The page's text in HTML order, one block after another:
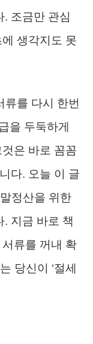
조금만 관심
생각지도 못
류를 다시 한번
을 두둑하게
은 바로 꼼꼼
다. 오늘 이 글
정산을 위한
. 지금 바로 책
류를 꺼내 확
당신이 ‘절세